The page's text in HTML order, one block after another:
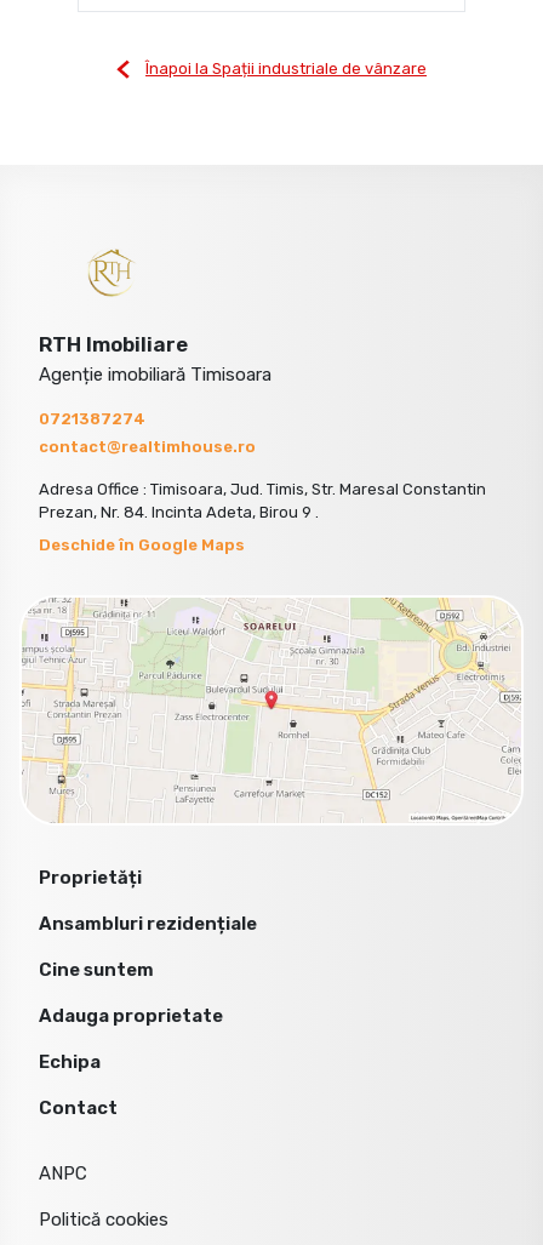
Înapoi la Spații industriale de vânzare
RTH Imobiliare
Agenție imobiliară Timisoara
0721387274
contact@realtimhouse.ro
Adresa Office : Timisoara, Jud. Timis, Str. Maresal Constantin
Prezan, Nr. 84. Incinta Adeta, Birou 9 .
Deschide în Google Maps
Proprietăți
Ansambluri rezidențiale
Cine suntem
Adauga proprietate
Echipa
Contact
ANPC
Politică cookies